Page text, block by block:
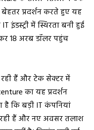
प्रदर्शन करते हुए यह
में स्थिरता बनी हुई
18 अरब डॉलर पहुंच
हैं और टेक सेक्टर में
का यह प्रदर्शन
है कि बड़ी IT कंपनियां
हैं और नए अवसर तलाश